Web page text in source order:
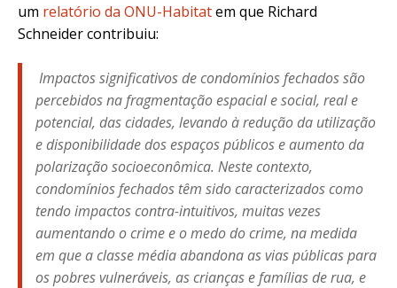
um relatório da ONU-Habitatem que Richard
Schneider contribuiu:
Impactos significativos de condomínios fechados são
percebidos na fragmentação espacial e social, real e
potencial, das cidades, levando à redução da utilização
e disponibilidade dos espaços públicos e aumento da
polarização socioeconômica. Neste contexto,
condomínios fechados têm sido caracterizados como
tendo impactos contra-intuitivos, muitas vezes
aumentando o crime e o medo do crime, na medida
em que a classe média abandona as vias públicas para
os pobres vulneráveis, as crianças e famílias de rua, e